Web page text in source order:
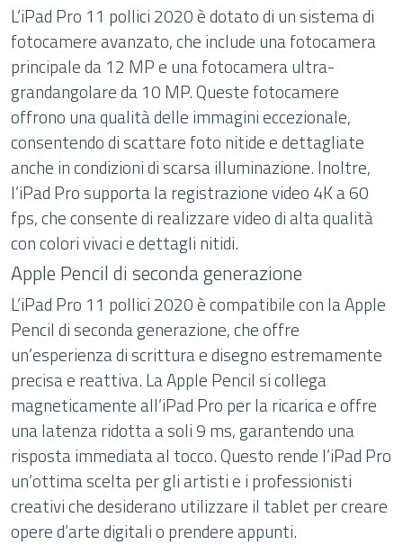
L’iPad Pro 11 pollici 2020 è dotato di un sistema di
fotocamere avanzato, che include una fotocamera
principale da 12 MP e una fotocamera ultra-
grandangolare da 10 MP. Queste fotocamere
offrono una qualità delle immagini eccezionale,
consentendo di scattare foto nitide e dettagliate
anche in condizioni di scarsa illuminazione. Inoltre,
l’iPad Pro supporta la registrazione video 4K a 60
fps, che consente di realizzare video di alta qualità
con colori vivaci e dettagli nitidi.
Apple Pencil di seconda generazione
L’iPad Pro 11 pollici 2020 è compatibile con la Apple
Pencil di seconda generazione, che offre
un’esperienza di scrittura e disegno estremamente
precisa e reattiva. La Apple Pencil si collega
magneticamente all’iPad Pro per la ricarica e offre
una latenza ridotta a soli 9 ms, garantendo una
risposta immediata al tocco. Questo rende l’iPad Pro
un’ottima scelta per gli artisti e i professionisti
creativi che desiderano utilizzare il tablet per creare
opere d’arte digitali o prendere appunti.